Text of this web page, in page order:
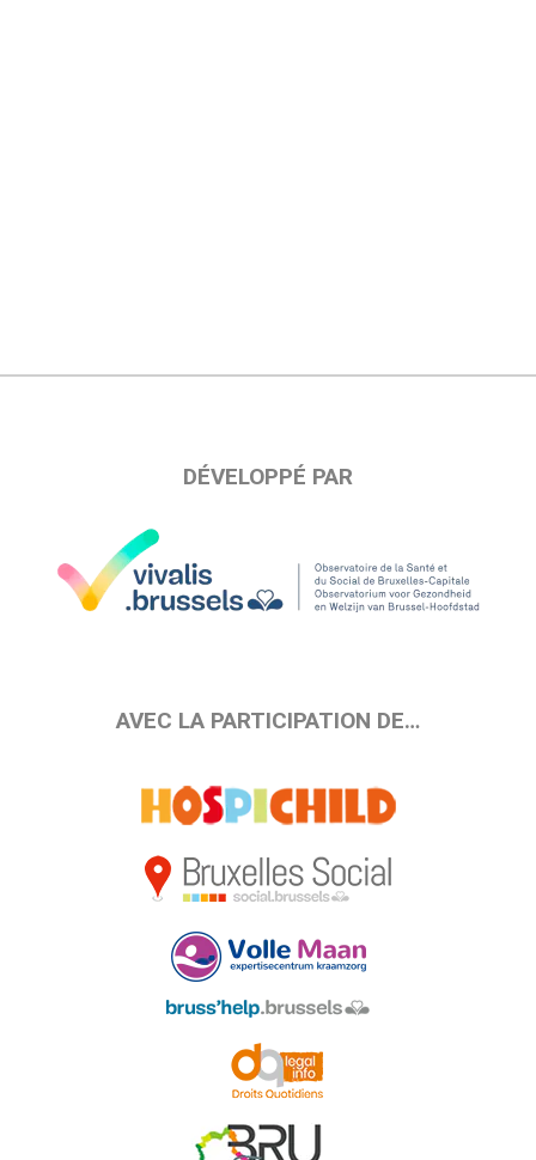
DÉVELOPPÉ PAR
AVEC LA PARTICIPATION DE…